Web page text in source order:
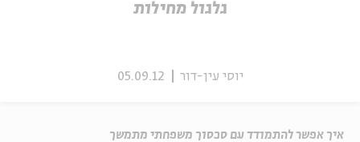
גלגול מחילות
יוסי עין-דור 05.09.12
איך אפשר להתמודד עם סכסוך משפחתי מתמשך